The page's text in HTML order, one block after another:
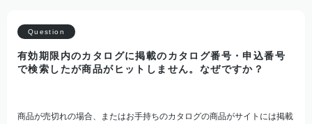
有効期限内のカタログに掲載のカタログ番号・申込番号
で検索したが商品がヒットしません。なぜですか？
商品が売切れの場合、またはお手持ちのカタログの商品がサイトには掲載